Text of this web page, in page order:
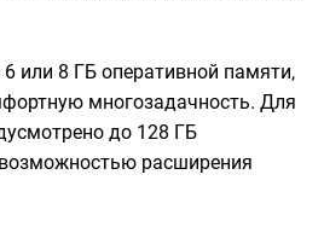
или 8 ГБ оперативной памяти,
многозадачность. Для
до 128 ГБ
расширения